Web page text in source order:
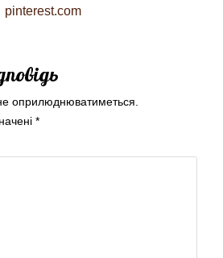
pinterest.com
оприлюднюватиметься.
*